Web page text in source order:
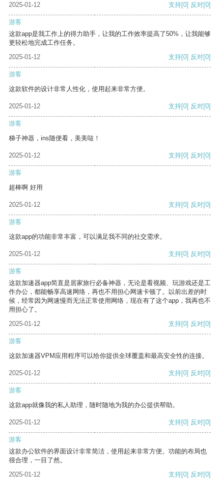
2025-01-12
支持[0] 反对[0]
游客
这款app是我工作上的得力助手，让我的工作效率提高了50%，让我能够
更轻松地完成工作任务。
2025-01-12
支持[0] 反对[0]
游客
这款软件的设计非常人性化，使用起来非常方便。
2025-01-12 支持[0] 反对[0]
游客
梯子神器，ins随便看，美美哒！
2025-01-12 支持[0] 反对[0]
游客
超棒啊 好用
2025-01-12 支持[0] 反对[0]
游客
这款app的功能非常丰富，可以满足我不同的社交需求。
2025-01-12 支持[0] 反对[0]
游客
这款加速器app简直是居家旅行必备神器，无论是看视频、玩游戏还是工
作办公，都能畅享高速网络，再也不用担心网速卡顿了。以前出差的时
候，经常因为网速慢而无法正常使用网络，现在有了这个app，我再也不
用担心了。
2025-01-12
支持[0] 反对[0]
游客
这款加速器VPM应用程序可以给你提供全球覆盖和最高安全性的连接。
2025-01-12 支持[0] 反对[0]
游客
这款app就像我的私人助理，随时随地为我的办公提供帮助。
2025-01-12 支持[0] 反对[0]
游客
这款办公软件的界面设计非常简洁，使用起来非常方便。功能的布局也
很合理，一目了然。
2025-01-12
支持[0] 反对[0]